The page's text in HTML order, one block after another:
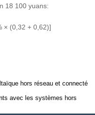
18 100 yuans:
× (0,32 + 0,62)]
hors réseau et connecté
avec les systèmes hors